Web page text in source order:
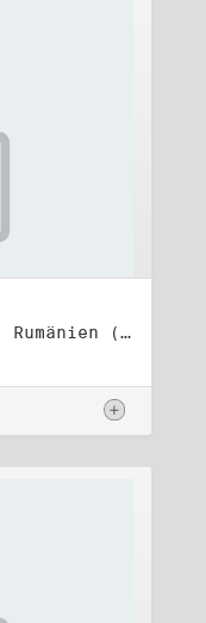
Titel: Materialsammlung: Rumänien (1)